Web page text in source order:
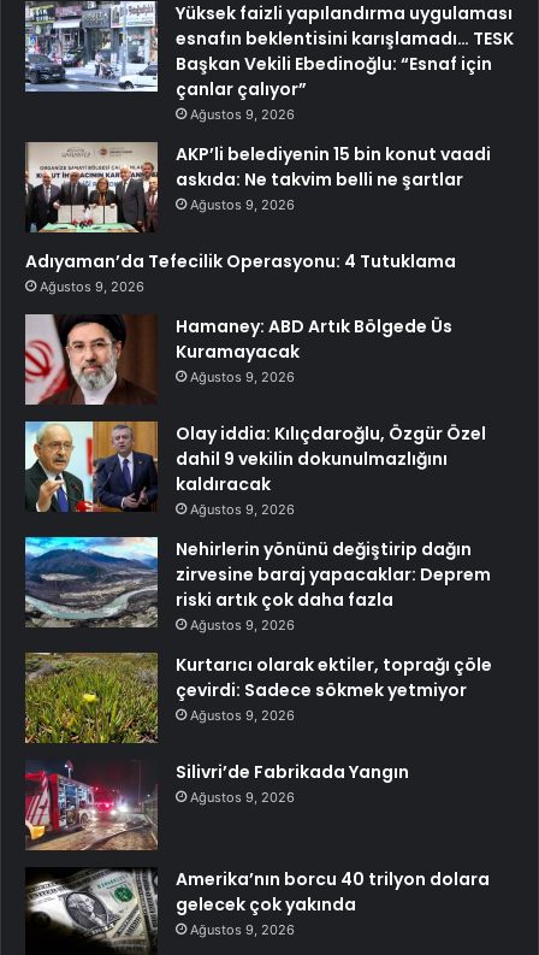
Yüksek faizli yapılandırma uygulaması
esnafın beklentisini karışlamadı… TESK
Başkan Vekili Ebedinoğlu: “Esnaf için
çanlar çalıyor”
Ağustos 9, 2026
AKP’li belediyenin 15 bin konut vaadi
askıda: Ne takvim belli ne şartlar
Ağustos 9, 2026
Adıyaman’da Tefecilik Operasyonu: 4 Tutuklama
Ağustos 9, 2026
Hamaney: ABD Artık Bölgede Üs
Kuramayacak
Ağustos 9, 2026
Olay iddia: Kılıçdaroğlu, Özgür Özel
dahil 9 vekilin dokunulmazlığını
kaldıracak
Ağustos 9, 2026
Nehirlerin yönünü değiştirip dağın
zirvesine baraj yapacaklar: Deprem
riski artık çok daha fazla
Ağustos 9, 2026
Kurtarıcı olarak ektiler, toprağı çöle
çevirdi: Sadece sökmek yetmiyor
Ağustos 9, 2026
Silivri’de Fabrikada Yangın
Ağustos 9, 2026
Amerika’nın borcu 40 trilyon dolara
gelecek çok yakında
Ağustos 9, 2026